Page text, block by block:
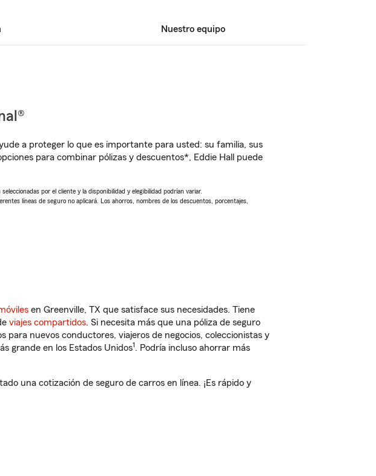
Nuestro equipo
a proteger lo que es importante para usted: su familia, sus
para combinar pólizas y descuentos*, Eddie Hall puede
por el cliente y la disponibilidad y elegibilidad podrían variar.
líneas de seguro no aplicará. Los ahorros, nombres de los descuentos, porcentajes,
en Greenville, TX que satisface sus necesidades. Tiene
viajes compartidos. Si necesita más que una póliza de seguro
nuevos conductores, viajeros de negocios, coleccionistas y
grande en los Estados Unidos1. Podría incluso ahorrar más
una cotización de seguro de carros en línea. ¡Es rápido y